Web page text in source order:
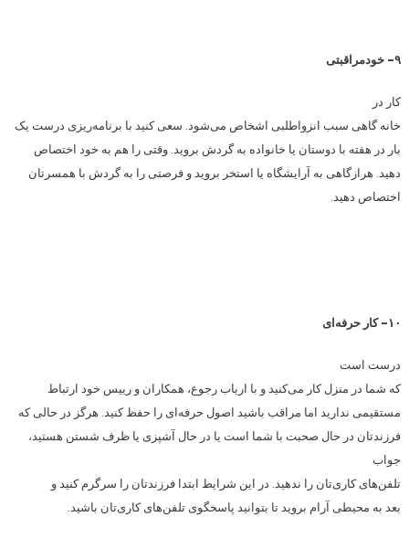
۹- خودمراقبتی
کار در
خانه گاهی سبب انزواطلبی اشخاص می‌شود. سعی کنید با برنامه‌ریزی درست یک
بار در هفته با دوستان یا خانواده به گردش بروید. وقتی را هم به خود اختصاص
دهید. هرازگاهی به آرایشگاه یا استخر بروید و فرصتی را به گردش با همسرتان
اختصاص دهید.
۱۰- کار حرفه‌ای
درست است
که شما در منزل کار می‌کنید و با ارباب رجوع، همکاران و رییس خود ارتباط
مستقیمی ندارید اما مراقب باشید اصول حرفه‌ای را حفظ کنید. هرگز در حالی که
فرزندتان در حال صحبت با شما است یا در حال آشپزی یا ظرف شستن هستید،
جواب
تلفن‌های کاری‌تان را ندهید. در این شرایط ابتدا فرزندتان را سرگرم کنید و
بعد به محیطی آرام بروید تا بتوانید پاسخگوی تلفن‌های کاری‌تان باشید.